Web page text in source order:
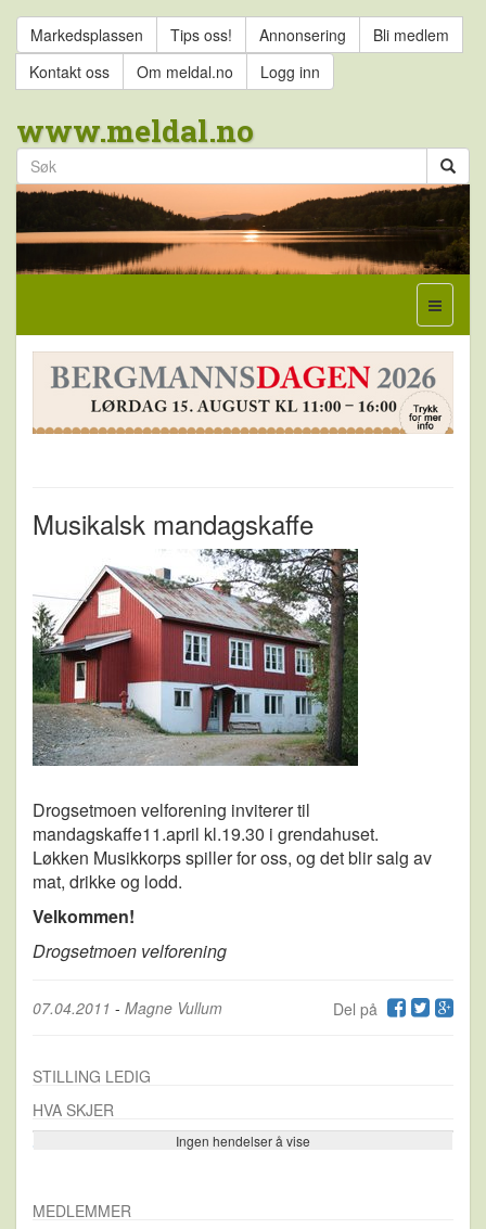
Markedsplassen Tips oss! Annonsering
Bli medlem
Kontakt oss
Om meldal.no Logg inn
www.meldal.no
Musikalsk mandagskaffe
Drogsetmoen velforening inviterer til
mandagskaffe11.april kl.19.30 i grendahuset.
Løkken Musikkorps spiller for oss, og det blir salg av
mat, drikke og lodd.
Velkommen!
Drogsetmoen velforening
Del på
07.04.2011 - Magne Vullum
STILLING LEDIG
HVA SKJER
Ingen hendelser å vise
Se flere…
MEDLEMMER